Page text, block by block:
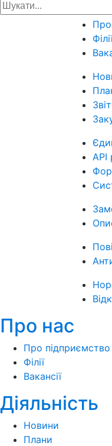
Про
API
Про нас
Про підприємство
Філії
Вакансії
Діяльність
Новини
Плани